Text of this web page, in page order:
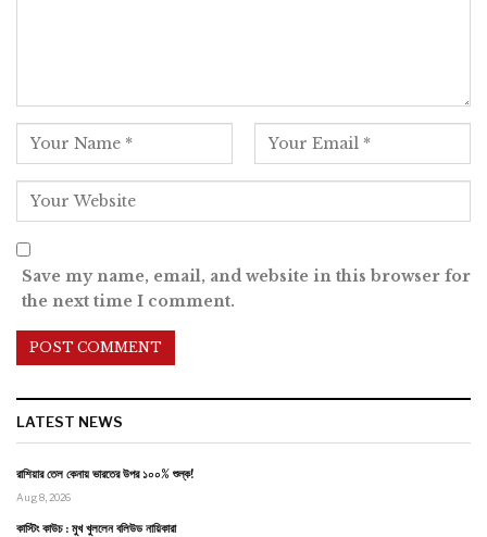
Save my name, email, and website in this browser for
the next time I comment.
LATEST NEWS
রাশিয়ার তেল কেনায় ভারতের উপর ১০০% শুল্ক!
Aug 8, 2026
কাস্টিং কাউচ : মুখ খুললেন বলিউড নায়িকারা